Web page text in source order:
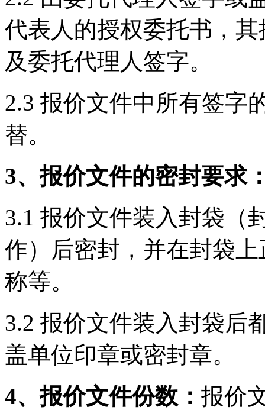
代表人的授权委托书，
及委托代理人签字。
2.3 报价文件中所有签字
替。
3、报价文件的密封要求
3.1 报价文件装入封袋（
作）后密封，并在封袋
称等。
3.2 报价文件装入封袋后
盖单位印章或密封章。
4、报价文件份数： 报价